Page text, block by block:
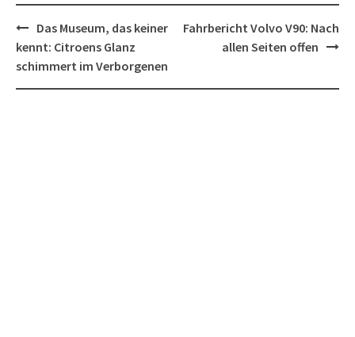
Post
navigation
Das Museum, das keiner
kennt: Citroens Glanz
schimmert im Verborgenen
Fahrbericht Volvo V90: Nach
allen Seiten offen